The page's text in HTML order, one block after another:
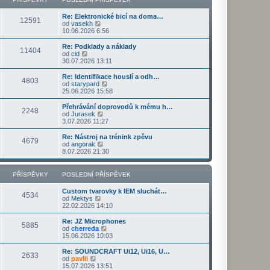
í
s
v
e
d
n
í
p
ř
í
s
ě
v
e
k
o
s
l
d
n
í
ř
í
s
p
ě
v
e
k
t
o
s
l
d
n
í
ř
í
s
ě
v
e
12591
Re: Elektronické bicí na doma…
od vasekh
o
b
r
a
z
p
o
s
e
d
n
í
p
ř
í
s
ě
v
e
10.06.2026 6:56
11404
Re: Podklady a náklady
od cid
o
b
r
a
z
t
p
o
s
e
d
n
í
ř
í
s
p
ě
v
e
k
30.07.2026 13:11
4803
Re: Identifikace houslí a odh…
od starypard
o
b
r
z
t
p
o
s
l
d
n
í
ř
í
s
ě
v
e
25.06.2026 15:58
2248
Přehrávání doprovodů k mému h…
od Jurasek
o
b
r
z
t
p
o
s
l
d
n
í
p
ř
í
s
ě
3.07.2026 11:27
4679
Re: Nástroj na trénink zpěvu
od angorak
o
b
r
a
t
o
s
l
e
d
n
í
ř
8.07.2026 21:30
PŘÍSPĚVKY POSLEDNÍ PŘÍSPĚVEK
4534
Custom tvarovky k IEM sluchát…
od Mektys
o
b
r
a
z
t
p
o
22.02.2026 14:10
5885
Re: JZ Microphones
od cherreda
o
b
r
z
15.06.2026 10:03
2633
Re: SOUNDCRAFT Ui12, Ui16, U…
od pavlii
o
15.07.2026 13:51